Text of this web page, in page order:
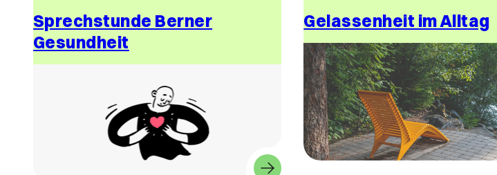
Sprechstunde Berner
Gesundheit
Gelassenheit im Alltag